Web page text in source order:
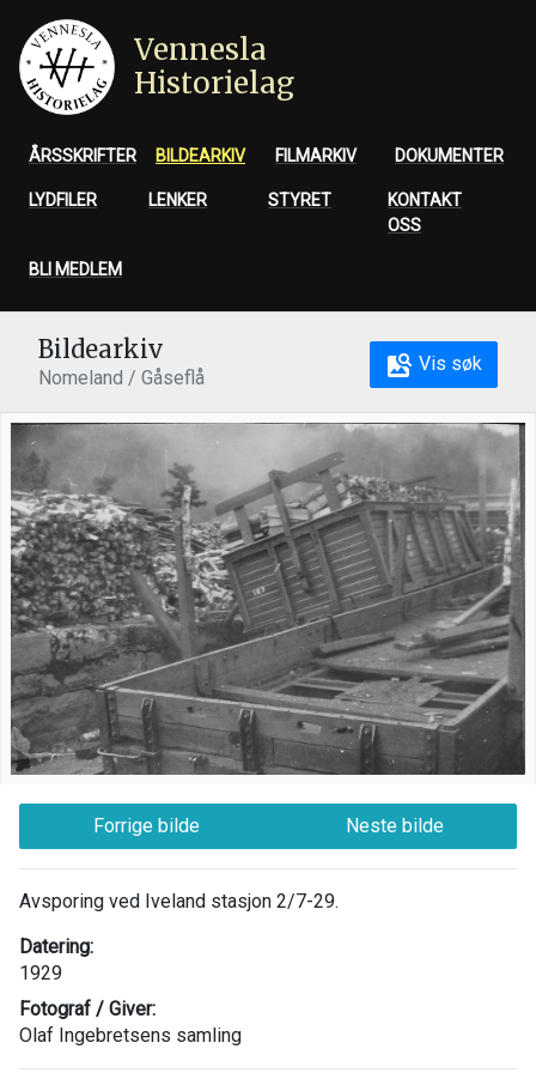
Vennesla
Historielag
ÅRSSKRIFTER BILDEARKIV FILMARKIV DOKUMENTER
LYDFILER LENKER STYRET
KONTAKT
OSS
BLI MEDLEM
Bildearkiv
Nomeland / Gåseflå
Vis søk
Forrige bilde Neste bilde
Avsporing ved Iveland stasjon 2/7-29.
Datering:
1929
Fotograf / Giver:
Olaf Ingebretsens samling